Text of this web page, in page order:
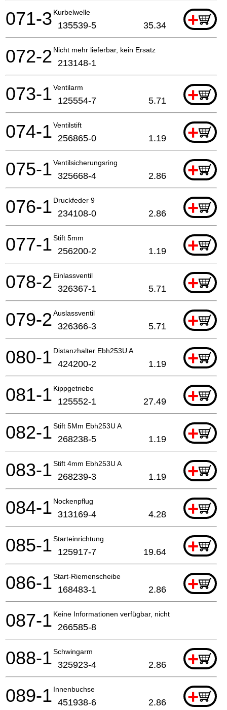
Kurbelwelle +
071-3 135539-5 35.34
Nicht mehr lieferbar, kein Ersatz
072-2 213148-1
Ventilarm +
073-1 125554-7 5.71
Ventilstift +
074-1 256865-0 1.19
Ventilsicherungsring +
075-1 325668-4 2.86
Druckfeder 9 +
076-1 234108-0 2.86
Stift 5mm +
077-1 256200-2 1.19
Einlassventil +
078-2 326367-1 5.71
Auslassventil +
079-2 326366-3 5.71
Distanzhalter Ebh253U A +
080-1 424200-2 1.19
Kippgetriebe +
081-1 125552-1 27.49
Stift 5Mm Ebh253U A +
082-1 268238-5 1.19
Stift 4mm Ebh253U A +
083-1 268239-3 1.19
Nockenpflug +
084-1 313169-4 4.28
Starteinrichtung +
085-1 125917-7 19.64
Start-Riemenscheibe +
086-1 168483-1 2.86
Keine Informationen verfügbar, nicht bestellbar
087-1 266585-8
Schwingarm +
088-1 325923-4 2.86
Innenbuchse +
089-1 451938-6 2.86